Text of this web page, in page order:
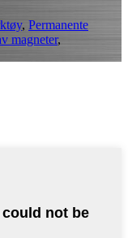
, Permanente
magneter,